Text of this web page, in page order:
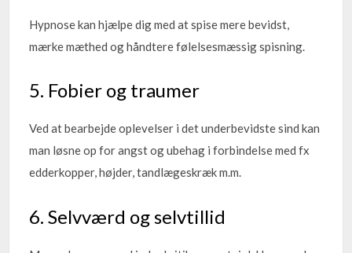
Hypnose kan hjælpe dig med at spise mere bevidst,
mærke mæthed og håndtere følelsesmæssig spisning.
5. Fobier og traumer
Ved at bearbejde oplevelser i det underbevidste sind kan
man løsne op for angst og ubehag i forbindelse med fx
edderkopper, højder, tandlægeskræk m.m.
6. Selvværd og selvtillid